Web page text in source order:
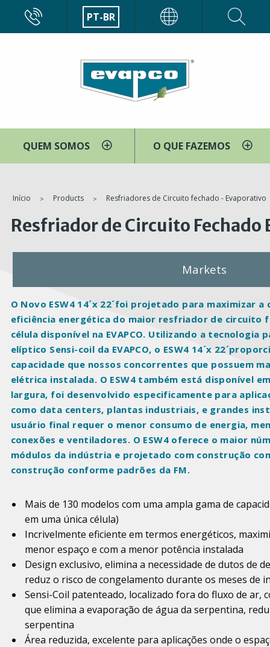
o
PT-BR
QUEM SOMOS O QUE FAZEMOS
You
are
here
Início Products Resfriadores de Circuito fechado - Evaporativo
Resfriador de Circuito Fechado
Markets
O Novo ESW4 14´x 22´foi projetado para maximizar
eficiência energética do maior resfriador de circuito
célula disponível na EVAPCO. Utilizando a tecnologia
elíptico Sensi-coil da EVAPCO, o ESW4 14´x
capacidade que nossos concorrentes que possuem
elétrica instalada. O ESW4 também está disponível
largura, foi desenvolvido especificamente para
como data centers, plantas industriais, e grandes
usuário final requer o menor consumo de energia,
conexões e ventiladores. O ESW4 oferece o maior
módulos da indústria e projetado com construção
construção conforme padrões da FM.
Mais de 130 modelos com uma ampla gama de
em uma única célula)
Incrivelmente eficiente em termos energéticos,
menor espaço e com a menor potência instalada
Design exclusivo, elimina a necessidade de dutos de
reduz o risco de congelamento durante os meses de
Sensi-Coil patenteado, localizado fora do fluxo de ar,
que elimina a evaporação de água da serpentina,
serpentina
Área reduzida, excelente para aplicações onde o